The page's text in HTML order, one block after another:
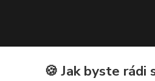
🍪 Jak byste rádi